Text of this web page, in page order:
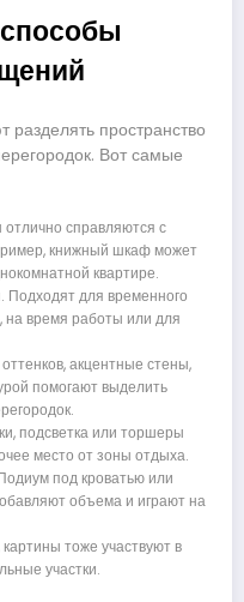
пространство
Вот самые
справляются с
книжный шкаф может
квартире.
для временного
на время работы или для
акцентные стены,
помогают выделить
подсветка или торшеры
место от зоны отдыха.
под кроватью или
объема и играют на
тоже участвуют в
участки.